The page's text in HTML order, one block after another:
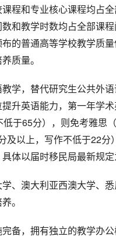
程和专业核心课程均占
和教学时数均占全部课
的普通高等学校教学质
质量。
学，替代研究生公共外
升英语能力，第一年学
于65分），则免考雅思
及以上，写作不低于22分
体以届时移民局最新规定
、澳大利亚西澳大学、
。
备，拥有独立的教学办